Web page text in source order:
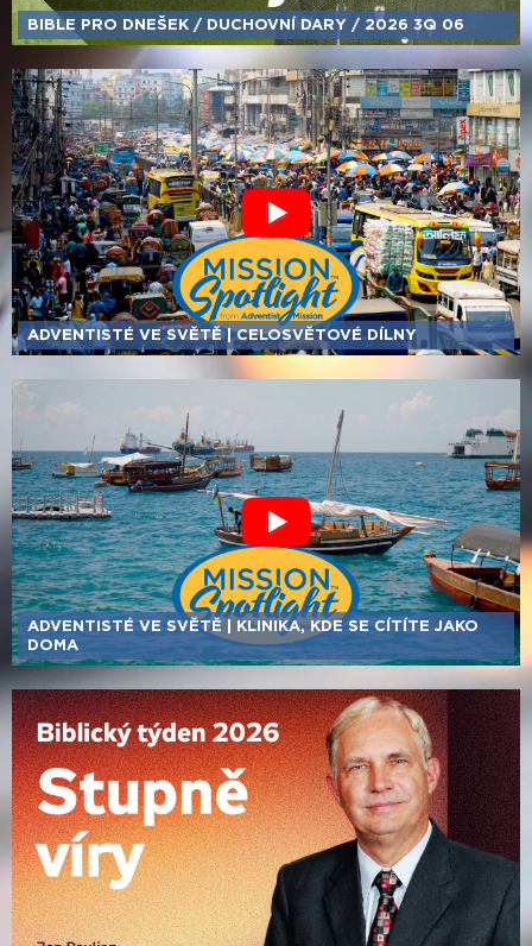
BIBLE PRO DNEŠEK /​ DUCHOVNÍ DARY /​ 2026 3Q 06
ADVENTISTÉ VE SVĚTĚ | CELOSVĚTOVÉ DÍLNY
ADVENTISTÉ VE SVĚTĚ | KLINIKA, KDE SE CÍTÍTE JAKO
DOMA